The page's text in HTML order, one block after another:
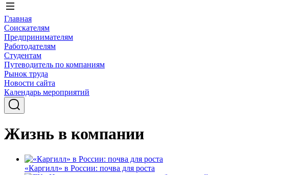
Главная
Соискателям
Предпринимателям
Работодателям
Студентам
Путеводитель по компаниям
Рынок труда
Новости сайта
Календарь мероприятий
Жизнь в компании
«Каргилл» в России: почва для роста